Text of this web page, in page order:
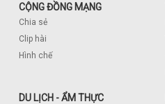
CỘNG ĐỒNG MẠNG
Chia sẻ
Clip hài
Hình chế
DU LỊCH - ẨM THỰC